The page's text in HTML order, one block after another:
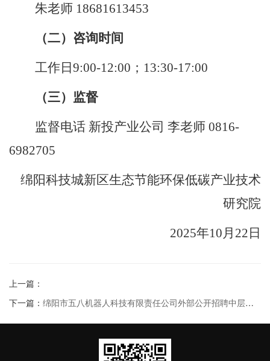
朱老师 18681613453
（二）咨询时间
工作日 9:00-12:00；13:30-17:00
（三）监督
监督电话 新投产业公司 李老师 0816-
6982705
绵阳科技城新区生态节能环保低碳产业技术
研究院
2025年10 月 22 日
上一篇：
下一篇： 绵阳市五八机器人科技有限责任公司外部公开招聘中层管理及内业岗位应聘人员复试成绩公示（2025年第一批次）